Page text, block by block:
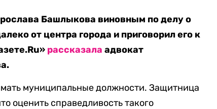
Башлыкова виновным по делу о
от центра города и приговорил его к
рассказала адвокат
муниципальные должности. Защитница
оценить справедливость такого